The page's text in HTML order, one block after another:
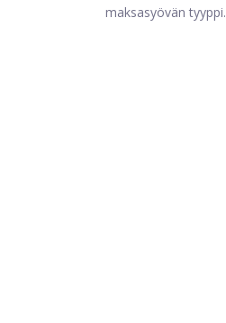
maksasyövän tyyppi.